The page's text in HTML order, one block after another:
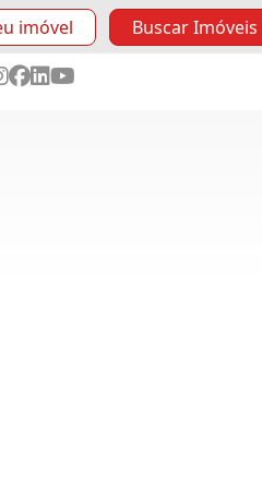
imóvel Buscar Imóveis